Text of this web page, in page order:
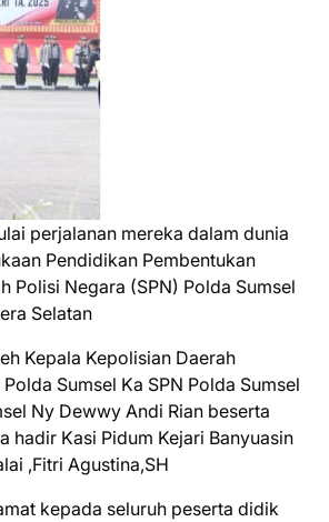
perjalanan mereka dalam dunia
Pendidikan Pembentukan
Polisi Negara (SPN) Polda Sumsel
Selatan
Kepala Kepolisian Daerah
Sumsel Ka SPN Polda Sumsel
Ny Dewwy Andi Rian beserta
hadir Kasi Pidum Kejari Banyuasin
,Fitri Agustina,SH
kepada seluruh peserta didik